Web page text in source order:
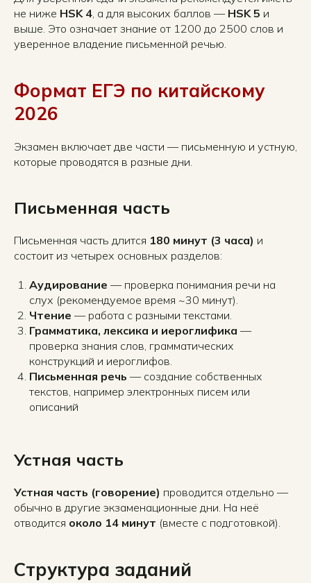
не ниже HSK 4, а для высоких баллов — HSK 5 и
выше. Это означает знание от 1200 до 2500 слов и
уверенное владение письменной речью.
Формат ЕГЭ по китайскому
2026
Экзамен включает две части — письменную и устную,
которые проводятся в разные дни.
Письменная часть
Письменная часть длится 180 минут (3 часа) и
состоит из четырех основных разделов:
Аудирование — проверка понимания речи на
слух (рекомендуемое время ~30 минут).
Чтение — работа с разными текстами.
Грамматика, лексика и иероглифика —
проверка знания слов, грамматических
конструкций и иероглифов.
Письменная речь — создание собственных
текстов, например электронных писем или
описаний
Устная часть
Устная часть (говорение) проводится отдельно —
обычно в другие экзаменационные дни. На неё
отводится около 14 минут (вместе с подготовкой).
Структура заданий